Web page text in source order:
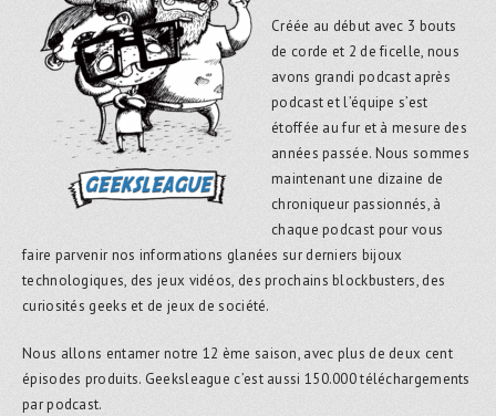
Créée au début avec 3 bouts
de corde et 2 de ficelle, nous
avons grandi podcast après
podcast et l’équipe s’est
étoffée au fur et à mesure des
années passée. Nous sommes
maintenant une dizaine de
chroniqueur passionnés, à
chaque podcast pour vous
faire parvenir nos informations glanées sur derniers bijoux
technologiques, des jeux vidéos, des prochains blockbusters, des
curiosités geeks et de jeux de société.
Nous allons entamer notre 12 ème saison, avec plus de deux cent
épisodes produits. Geeksleague c’est aussi 150.000 téléchargements
par podcast.